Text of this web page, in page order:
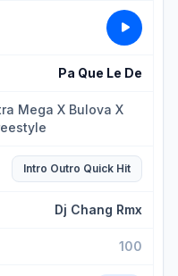
Pa Que Le De
Mega X Bulova X
Intro Outro Quick Hit
Dj Chang Rmx
100